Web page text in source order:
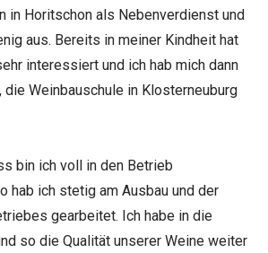
in Horitschon als Nebenverdienst und
aus. Bereits in meiner Kindheit hat
interessiert und ich hab mich dann
Weinbauschule in Klosterneuburg
bin ich voll in den Betrieb
hab ich stetig am Ausbau und der
gearbeitet. Ich habe in die
so die Qualität unserer Weine weiter